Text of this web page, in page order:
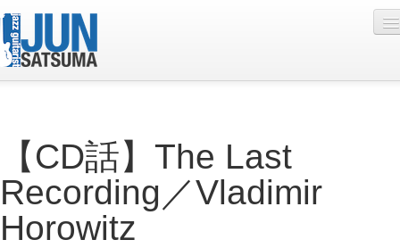
Live Schedule
Discography
Diary
【CD話】The Last
Recording／Vladimir
Horowitz